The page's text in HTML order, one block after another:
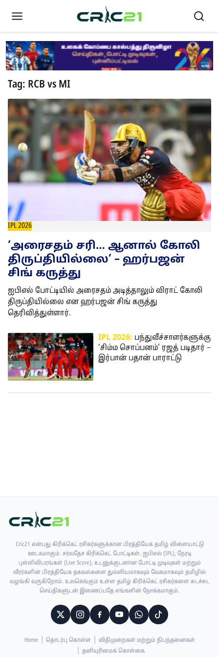
Tag: RCB vs MI
IPL 2026
‘அரைசதம் சரி… ஆனால் கோலி
திருப்தியில்லை’ – ஹர்பஜன்
சிங் கருத்து
ஐபிஎல் போட்டியில் அரைசதம் அடித்தாலும் விராட் கோலி
திருப்தியில்லை என ஹர்பஜன் சிங் கருத்து
தெரிவித்துள்ளார்.
IPL 2026:
‘சிம்ம சொப்பனம்’ ரஜத் படிதார் –
இர்பான் பதான் பாராட்டு
Cric21 என்பது கிரிக்கெட் ரசிகர்களுக்கான பிரத்தியேக தமிழ் விளையாட்டு
ஊடகமாகும். சர்வதேச கிரிக்கெட் போட்டிகள், ஐபிஎல் (IPL), நேரடி
புள்ளிவிபரங்கள் (Live Score), உடனுக்குடனான போட்டி முடிவுகள் மற்றும்
வீரர்களின் பிரத்தியேக தகவல்களை துல்லியமாகவும் வேகமாகவும் தமிழில்
வழங்கி வருகிறோம். உலகெங்கும் உள்ள தமிழ் கிரிக்கெட் ரசிகர்களை சுடச்சுட
செய்திகளுடன் இணைப்பதே எங்களின் நோக்கமாகும்.
Home தொடர்பு கொள்ள
விதிமுறைகள் மற்றும் நிபந்தனைகள்
தனியுரிமைக் கொள்கை